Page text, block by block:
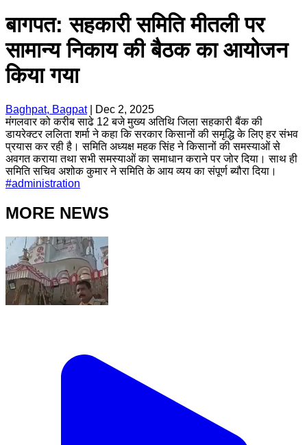
बागपत: सहकारी समिति मीतली पर
सामान्य निकाय की बैठक का आयोजन
किया गया
Baghpat, Bagpat|
Dec 2, 2025
मंगलवार को करीब साढे 12 बजे मुख्य अतिथि जिला सहकारी बैंक की
डायरेक्टर ललिता शर्मा ने कहा कि सरकार किसानों की समृद्धि के लिए हर संभव
प्रयास कर रही है। समिति अध्यक्ष महक सिंह ने किसानों की समस्याओं से
अवगत कराया तथा सभी समस्याओं का समाधान कराने पर जोर दिया। साथ ही
समिति सचिव अशोक कुमार ने समिति के आय व्यय का संपूर्ण ब्यौरा दिया।
#administration
MORE NEWS